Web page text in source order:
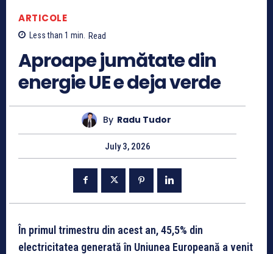
ARTICOLE
Less than 1 min. Read
Aproape jumătate din
energie UE e deja verde
By Radu Tudor
July 3, 2026
În primul trimestru din acest an, 45,5% din
electricitatea generată în Uniunea Europeană a venit